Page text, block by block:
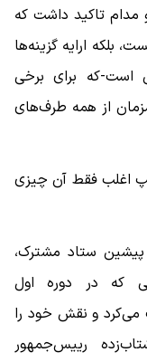
تاکید داشت که
بلکه ارایه گزینه‌ها
است-که برای برخی
از همه طرف‌های
اغلب فقط آن چیزی
پیشین ستاد مشترک،
که در دوره اول
و نقش خود را
رییس‌جمهور